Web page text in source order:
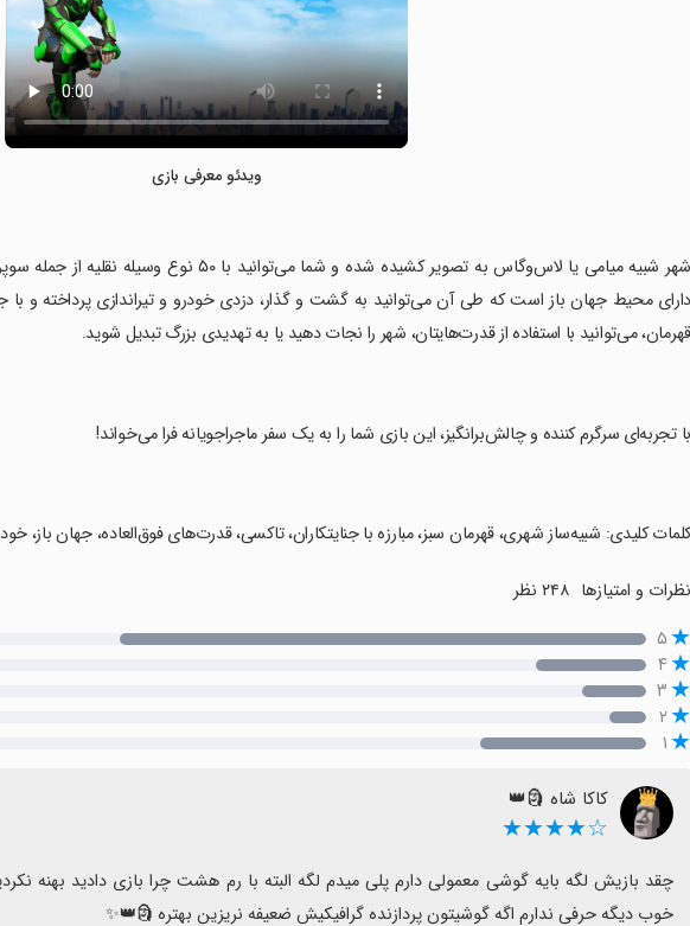
ویدئو معرفی بازی
‏شهر شبیه میامی یا لاس‌وگاس به تصویر کشیده شده و شما
دارای محیط جهان باز است که طی آن می‌توانید به گشت و گذار، دزدی خودرو و تیراندازی پرداخته و با
قهرمان، می‌توانید با استفاده از قدرت‌هایتان، شهر را نجات دهید یا به تهدیدی بزرگ تبدیل شوید.
‏با تجربه‌ای سرگرم کننده و چالش‌برانگیز، این بازی شما را به یک سفر ماجراجویانه فرا می‌خواند!
‏کلمات کلیدی: شبیه‌ساز شهری، قهرمان سبز، مبارزه با جنایتکاران، تاکسی، قدرت‌های فوق‌العاده، جهان باز،
نظرات و امتیازها
۵
۴
۳
۲
۱
کاکا شاه 🗿👑
☆★★★★
خوب دیگه حرفی ندارم اگه گوشیتون پردازنده گرافیکیش ضعیفه نریزین بهتره 🗿👑✨